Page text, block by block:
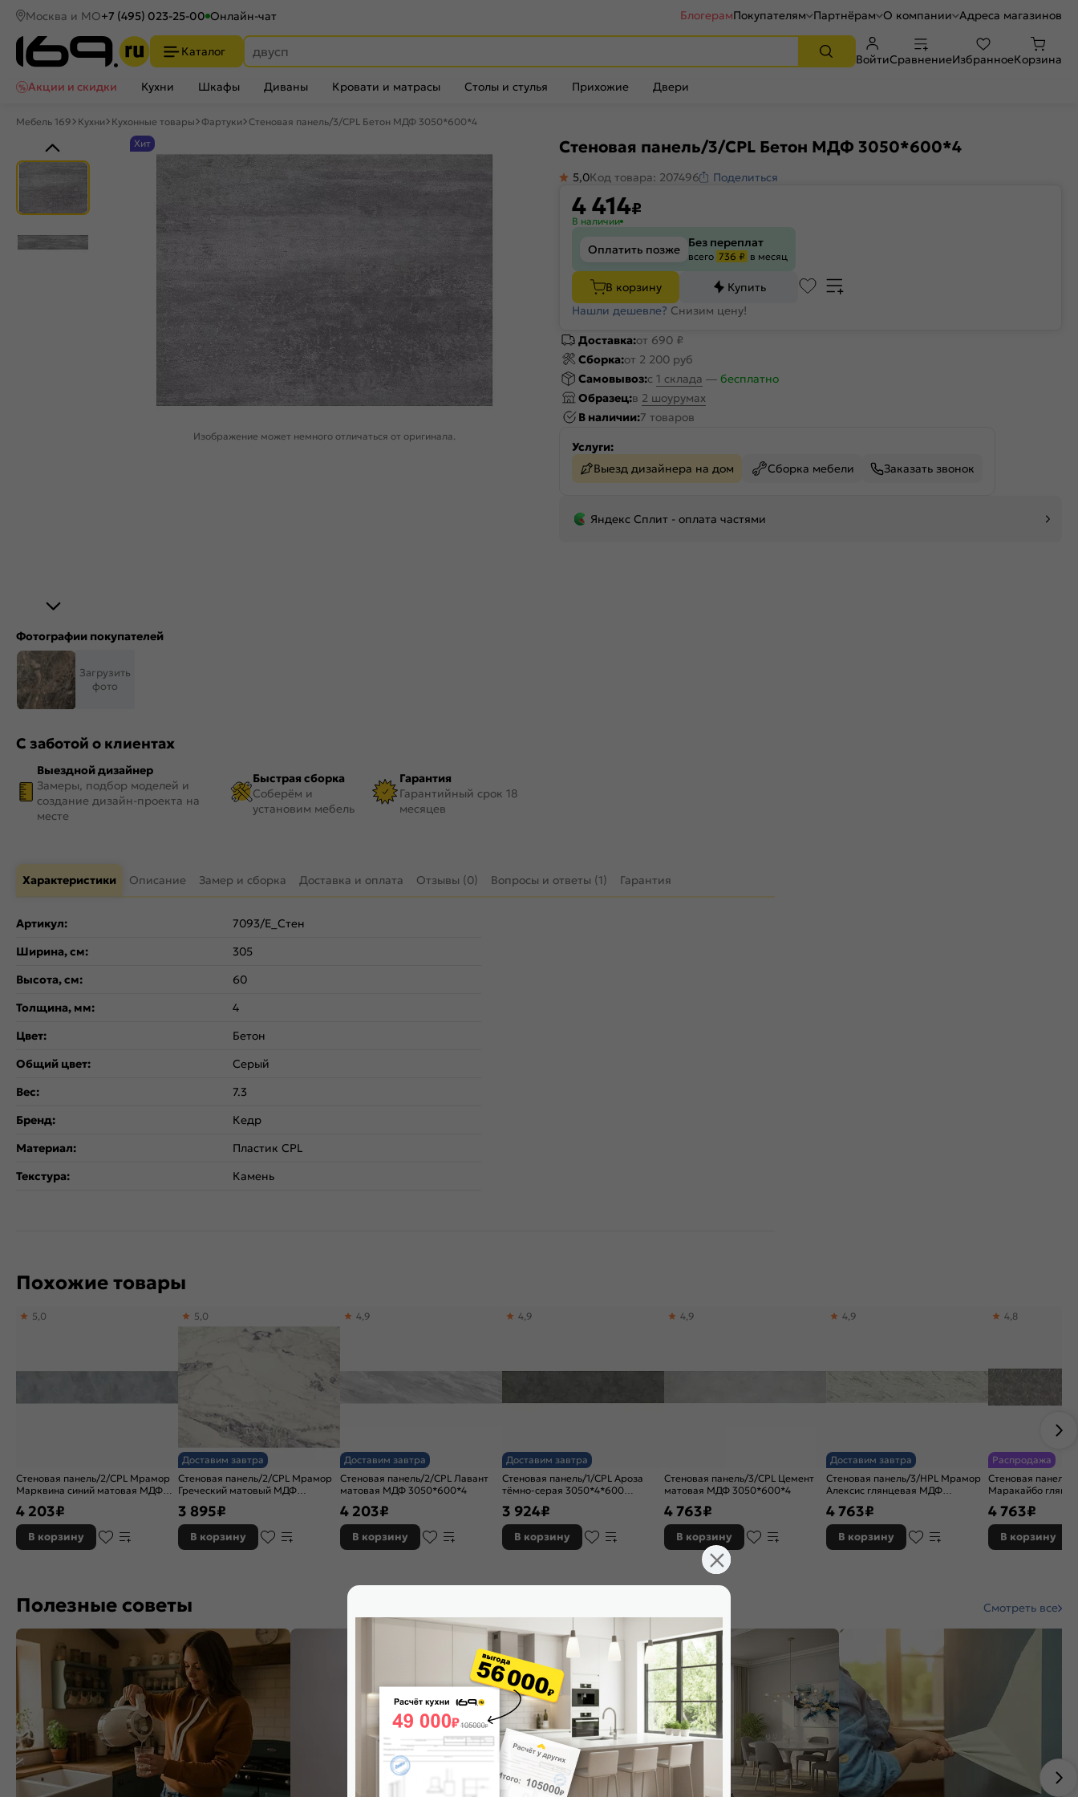
Москва и МО+7 (495) 023-25-00 Онлайн-чат БлогерамПокупателям Партнёрам О компании Адреса магазинов
Каталог
ВойтиСравнениеИзбранноеКорзина
Акции и скидки
Кухни Шкафы Диваны Кровати и матрасы Столы и стулья Прихожие Двери
Мебель 169 Кухни Кухонные товары Фартуки
Стеновая панель/3/CPL Бетон МДФ 3050*600*4
Хит
Изображение может немного отличаться от оригинала.
Фотографии покупателей
Загрузить
фото
С заботой о клиентах
Выездной дизайнер
Замеры, подбор моделей и
создание дизайн-проекта на
месте
Быстрая сборка
Соберём и
установим мебель
Гарантия
Гарантийный срок 18
месяцев
Стеновая панель/3/CPL Бетон МДФ 3050*600*4
5,0Код товара: 207496 Поделиться
4 414₽
В наличии
Оплатить позже Без переплат
всего 736 ₽ в месяц
В корзину
Купить
Нашли дешевле? Снизим цену!
Доставка:от 690 ₽
Сборка:от 2 200 руб
Самовывоз:c 1 склада — бесплатно
Образец:в 2 шоурумах
В наличии:7 товаров
Услуги:
Выезд дизайнера на дом
Сборка мебели Заказать звонок
Яндекс Сплит - оплата частями
Характеристики Описание Замер и сборка Доставка и оплата Отзывы (0) Вопросы и ответы (1) Гарантия
Артикул:
7093/E_Стен
Ширина, см:
305
Высота, см:
60
Толщина, мм:
4
Цвет:
Бетон
Общий цвет:
Серый
Вес:
7.3
Бренд:
Кедр
Материал:
Пластик CPL
Текстура:
Камень
Похожие товары
Стеновая панель/2/CPL Мрамор
Марквина синий матовая МДФ
5,0
4 203₽
В корзину
Доставим завтра
Стеновая панель/2/CPL Мрамор
Греческий матовый МДФ
5,0
3 895₽
В корзину
Доставим завтра
Стеновая панель/2/CPL Лавант
матовая МДФ 3050*600*4
4,9
4 203₽
В корзину
Доставим завтра
Стеновая панель/1/CPL Ароза
тёмно-серая 3050*4*600
4,9
3 924₽
В корзину
Стеновая панель/3/CPL Цемент
матовая МДФ 3050*600*4
4,9
4 763₽
В корзину
Доставим завтра
Стеновая панель/3/HPL Мрамор
Алексис глянцевая МДФ
4,9
4 763₽
В корзину
Распродажа
Стеновая панель/
Маракайбо
4,8
4 763₽
В корзину
Полезные советы Смотреть все